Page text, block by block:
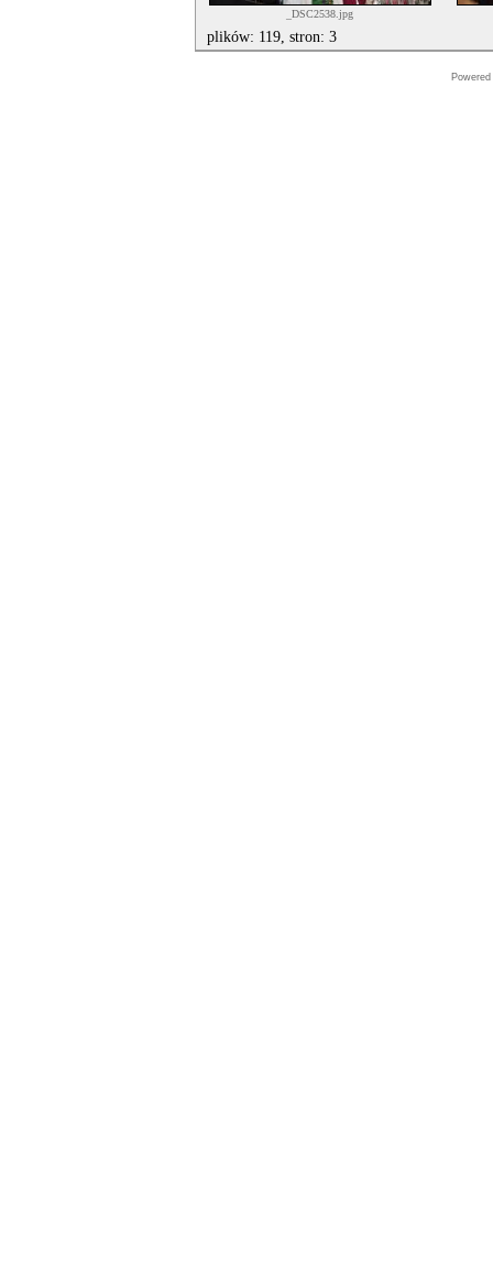
_DSC2538.jpg
plików: 119, stron: 3